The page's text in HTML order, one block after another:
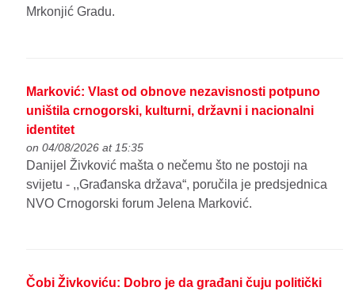
Mrkonjić Gradu.
Marković: Vlast od obnove nezavisnosti potpuno
uništila crnogorski, kulturni, državni i nacionalni
identitet
on 04/08/2026 at 15:35
Danijel Živković mašta o nečemu što ne postoji na
svijetu - ,,Građanska država“, poručila je predsjednica
NVO Crnogorski forum Jelena Marković.
Čobi Živkoviću: Dobro je da građani čuju politički